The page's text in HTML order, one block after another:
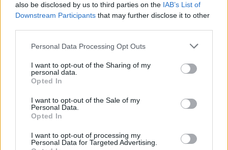
also be disclosed by us to third parties on the IAB’s List of
Downstream Participants that may further disclose it to other
Personal Data Processing Opt Outs
I want to opt-out of the Sharing of my
personal data.
Opted In
I want to opt-out of the Sale of my
Personal Data.
Opted In
I want to opt-out of processing my
Personal Data for Targeted Advertising.
Commenti
Accedi o
L'email è richiesta ma non verrà mostrata ai visitatori. Il contenuto di questo
commento esprime il pensiero dell'autore e non rappresenta la linea editoriale
di VareseNews.it, che rimane autonoma e indipendente. I messaggi inclusi nei
che includano uno o più link a siti esterni verranno rimossi in automatico dal